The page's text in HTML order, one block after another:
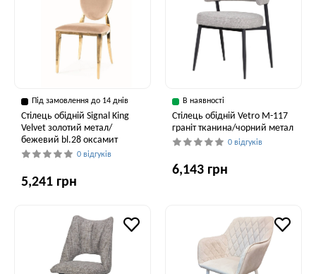
Під замовлення до 14 днів
Стілець обідній Signal King
Velvet золотий метал/
бежевий bl.28 оксамит
0 відгуків
5,241 грн
В наявності
Стілець обідній Vetro M-117
граніт тканина/чорний метал
0 відгуків
6,143 грн